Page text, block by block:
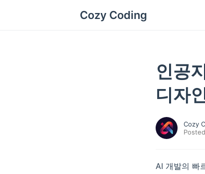
Cozy Coding
인공
디자
Cozy
AI 개발의 빠